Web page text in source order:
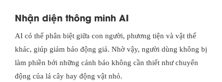
Nhận diện thông minh AI
AI có thể phân biệt giữa con người, phương tiện và vật thể
khác, giúp giảm báo động giả. Nhờ vậy, người dùng không bị
làm phiền bởi những cảnh báo không cần thiết như chuyển
động của lá cây hay động vật nhỏ.